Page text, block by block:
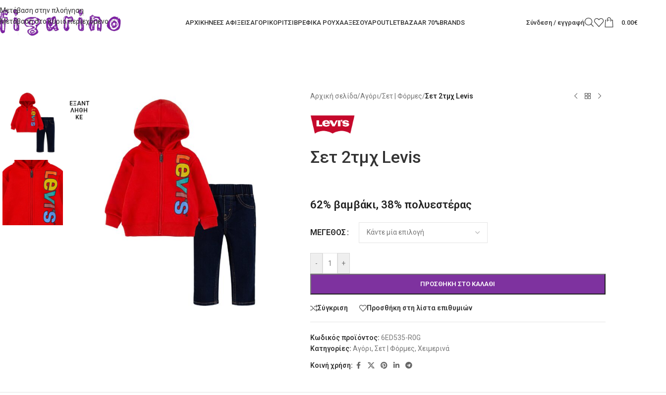
Μετάβαση στην πλοήγηση
Μετάβαση στο κύριο περιεχόμενο
ΑΡΧΙΚΗΝΕΕΣ ΑΦΙΞΕΙΣΑΓΟΡΙΚΟΡΙΤΣΙΒΡΕΦΙΚΑ ΡΟΥΧΑΑΞΕΣΟΥΑΡOUTLETBAZAAR 70%BRANDS Σύνδεση / εγγραφή 0.00€
ΕΞΑΝΤ
ΛΉΘΗ
ΚΕ
Αρχική σελίδα/Αγόρι/Σετ | Φόρμες/Σετ 2τμχ Levis
Σετ 2τμχ Levis
62% βαμβάκι, 38% πολυεστέρας
ΜΈΓΕΘΟΣ
- +
ΠΡΟΣΘΉΚΗ ΣΤΟ ΚΑΛΆΘΙ
Alternative:
Σύγκριση Προσθήκη στη λίστα επιθυμιών
Κωδικός προϊόντος: 6ED535-R0G
Κατηγορίες: Αγόρι, Σετ | Φόρμες, Χειμερινά
Κοινή χρήση: